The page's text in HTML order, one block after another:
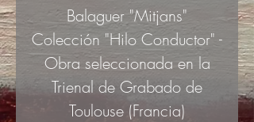
Balaguer "Mitjans"
Colección "Hilo Conductor" -
Obra seleccionada en la
Trienal de Grabado de
Toulouse (Francia)